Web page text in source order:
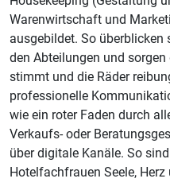
Warenwirtschaft und
ausgebildet. So
den Abteilungen und sorgen
stimmt und die Räder
professionelle
wie ein roter Faden durch
Verkaufs- oder
über digitale Kanäle. So
Hotelfachfrauen Seele,